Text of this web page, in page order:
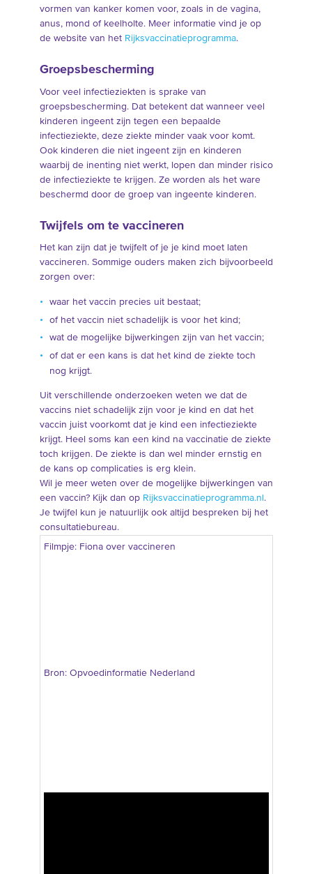
vormen van kanker komen voor, zoals in de vagina,
anus, mond of keelholte. Meer informatie vind je op
de website van het Rijksvaccinatieprogramma.
Groepsbescherming
Voor veel infectieziekten is sprake van
groepsbescherming. Dat betekent dat wanneer veel
kinderen ingeent zijn tegen een bepaalde
infectieziekte, deze ziekte minder vaak voor komt.
Ook kinderen die niet ingeent zijn en kinderen
waarbij de inenting niet werkt, lopen dan minder risico
de infectieziekte te krijgen. Ze worden als het ware
beschermd door de groep van ingeente kinderen.
Twijfels om te vaccineren
Het kan zijn dat je twijfelt of je je kind moet laten
vaccineren. Sommige ouders maken zich bijvoorbeeld
zorgen over:
waar het vaccin precies uit bestaat;
of het vaccin niet schadelijk is voor het kind;
wat de mogelijke bijwerkingen zijn van het vaccin;
of dat er een kans is dat het kind de ziekte toch
nog krijgt.
Uit verschillende onderzoeken weten we dat de
vaccins niet schadelijk zijn voor je kind en dat het
vaccin juist voorkomt dat je kind een infectieziekte
krijgt. Heel soms kan een kind na vaccinatie de ziekte
toch krijgen. De ziekte is dan wel minder ernstig en
de kans op complicaties is erg klein.
Wil je meer weten over de mogelijke bijwerkingen van
een vaccin? Kijk dan op Rijksvaccinatieprogramma.nl.
Je twijfel kun je natuurlijk ook altijd bespreken bij het
consultatiebureau.
Filmpje: Fiona over vaccineren
Bron: Opvoedinformatie Nederland